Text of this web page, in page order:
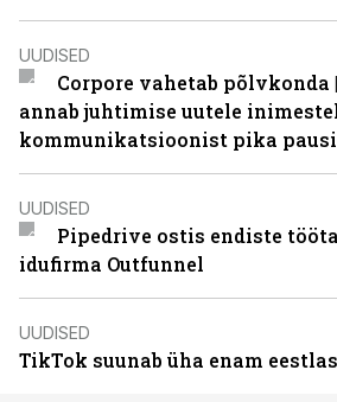
UUDISED
Corpore vahetab põlvkonda
annab juhtimise uutele
kommunikatsioonist pika pausi
UUDISED
Pipedrive ostis endiste
idufirma Outfunnel
UUDISED
TikTok suunab üha enam